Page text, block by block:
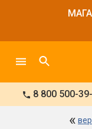
8 800 500-
«